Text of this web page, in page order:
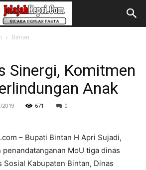
Bintan
Sinergi, Komitmen
Anak
2019 671 0
– Bupati Bintan H Apri Sujadi,
penandatanganan MoU tiga dinas
Kabupaten Bintan, Dinas